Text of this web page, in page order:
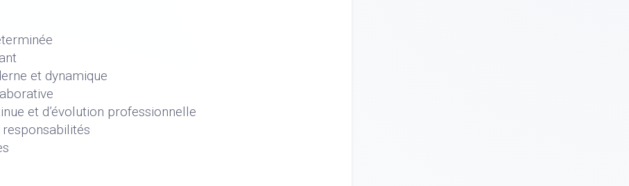
et dynamique
et d’évolution professionnelle